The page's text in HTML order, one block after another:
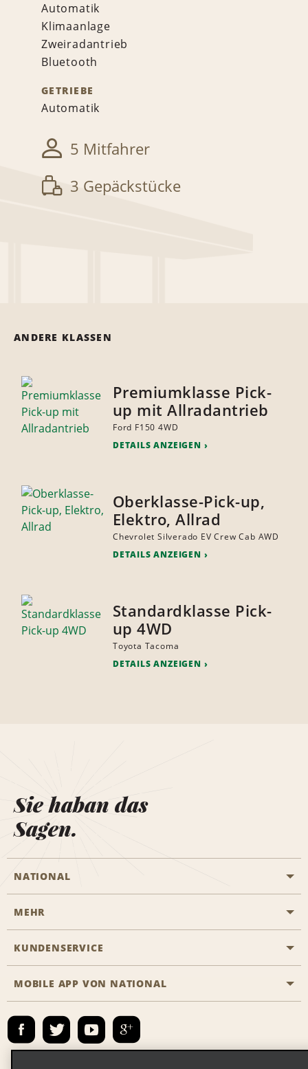
Automatik
Klimaanlage
Zweiradantrieb
Bluetooth
GETRIEBE
Automatik
5 Mitfahrer
3 Gepäckstücke
ANDERE KLASSEN
Premiumklasse Pick-
up mit Allradantrieb
Ford F150 4WD
DETAILS ANZEIGEN
Oberklasse-Pick-up,
Elektro, Allrad
Chevrolet Silverado EV Crew Cab AWD
DETAILS ANZEIGEN
Standardklasse Pick-
up 4WD
Toyota Tacoma
DETAILS ANZEIGEN
Sie haban das
Sagen.
NATIONAL
Eine Reservierung vornehmen
Das Business Rental Programm
Emerald Club Anmelden
MEHR
Karriere
KUNDENSERVICE
Barrierefreiheit
Kontakt
E-Mail anmelden
MOBILE APP VON NATIONAL